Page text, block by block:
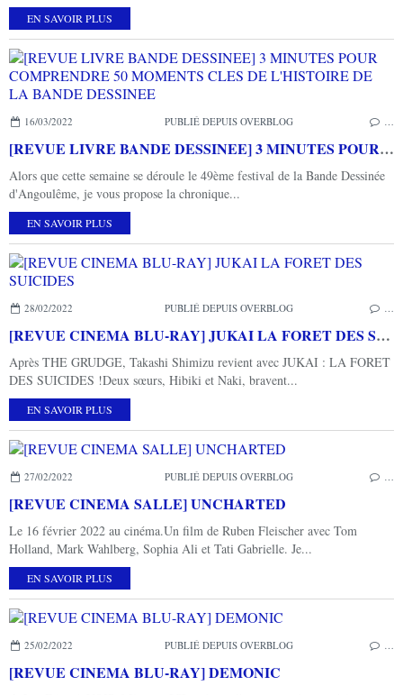
EN SAVOIR PLUS
16/03/2022 PUBLIÉ DEPUIS OVERBLOG
[REVUE LIVRE BANDE DESSINEE] 3 MINUTES POUR COMPRENDRE 50 MOMENTS CLES DE L'HISTOIRE DE LA BANDE DESSINEE
Alors que cette semaine se déroule le 49ème festival de la Bande Dessinée
d'Angoulême, je vous propose la chronique...
EN SAVOIR PLUS
28/02/2022 PUBLIÉ DEPUIS OVERBLOG
[REVUE CINEMA BLU-RAY] JUKAI LA FORET DES SUICIDES
Après THE GRUDGE, Takashi Shimizu revient avec JUKAI : LA FORET
DES SUICIDES !Deux sœurs, Hibiki et Naki, bravent...
EN SAVOIR PLUS
27/02/2022 PUBLIÉ DEPUIS OVERBLOG
[REVUE CINEMA SALLE] UNCHARTED
Le 16 février 2022 au cinéma.Un film de Ruben Fleischer avec Tom
Holland, Mark Wahlberg, Sophia Ali et Tati Gabrielle. Je...
EN SAVOIR PLUS
25/02/2022 PUBLIÉ DEPUIS OVERBLOG
[REVUE CINEMA BLU-RAY] DEMONIC